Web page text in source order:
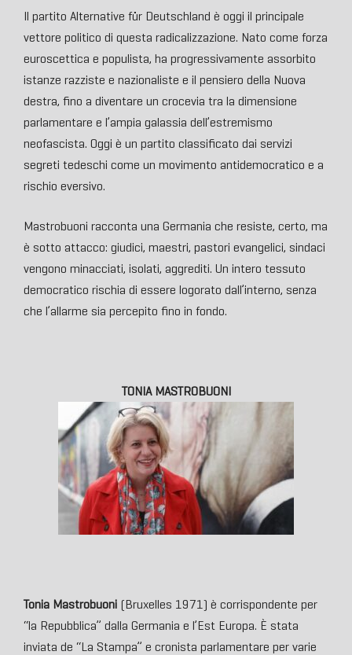
Il partito Alternative für Deutschland è oggi il principale
vettore politico di questa radicalizzazione. Nato come forza
euroscettica e populista, ha progressivamente assorbito
istanze razziste e nazionaliste e il pensiero della Nuova
destra, fino a diventare un crocevia tra la dimensione
parlamentare e l’ampia galassia dell’estremismo
neofascista. Oggi è un partito classificato dai servizi
segreti tedeschi come un movimento antidemocratico e a
rischio eversivo.
Mastrobuoni racconta una Germania che resiste, certo, ma
è sotto attacco: giudici, maestri, pastori evangelici, sindaci
vengono minacciati, isolati, aggrediti. Un intero tessuto
democratico rischia di essere logorato dall’interno, senza
che l’allarme sia percepito fino in fondo.
TONIA MASTROBUONI
Tonia Mastrobuoni (Bruxelles 1971) è corrispondente per
“la Repubblica” dalla Germania e l’Est Europa. È stata
inviata de “La Stampa” e cronista parlamentare per varie